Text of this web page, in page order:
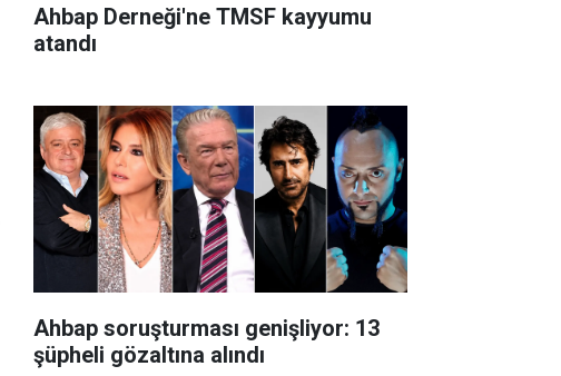
Ahbap Derneği'ne TMSF kayyumu
atandı
Ahbap soruşturması genişliyor: 13
şüpheli gözaltına alındı